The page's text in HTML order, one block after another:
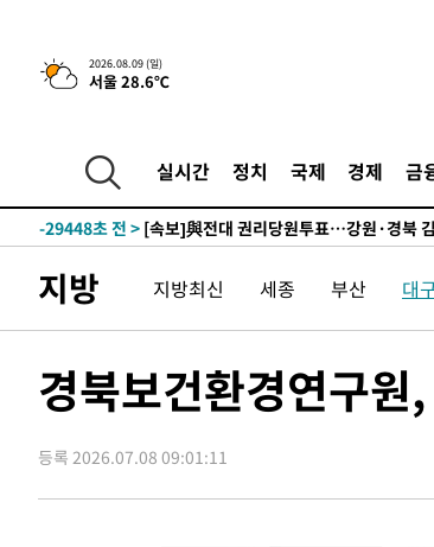
2026.08.09 (일)
서울 28.6℃
실시간 정치 국제 경제 금
4시간 전 >‘축구의 신’ 아르헨티나 축구 선수 메시의 부친
-30274초 전 >
[속보]與 강원·TK 당원투표 합산 김민
44.40%
-29608초 전 >
44.53%
-29448초 전 > [속보]與전대 권리당원투표…강원·경북
45.71%
-29157초 전 >
[속보]與 당대표 경선, 대구 권리당원 투
-28954초 전 >[속보]與 당대표 경선, 강원 권리당원 투
-19514초 전 >[속보]장은수, KLPGA 제주삼다수 역전
-14806초 전 >손흥민, 68분 뛰고 2경기 침묵…LAFC, 톨
-14078초 전 >'2경기 연속 침묵' 손흥민, 톨루카전 68분
지방 지방최신 세종 부산 대
경북보건환경연구원
등록 2026.07.08 09:01:11